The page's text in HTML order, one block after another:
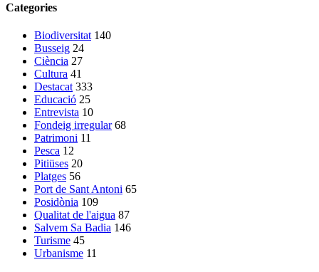
Categories
Biodiversitat 140
Busseig 24
Ciència 27
Cultura 41
Destacat 333
Educació 25
Entrevista 10
Fondeig irregular 68
Patrimoni 11
Pesca 12
Pitiüses 20
Platges 56
Port de Sant Antoni 65
Posidònia 109
Qualitat de l'aigua 87
Salvem Sa Badia 146
Turisme 45
Urbanisme 11